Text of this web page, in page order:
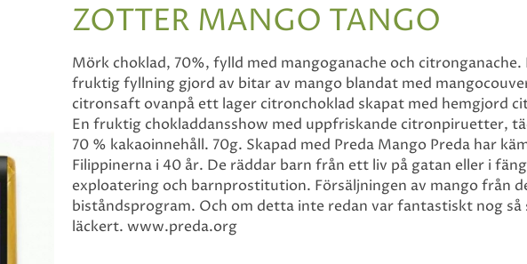
ZOTTER MANGO TANGO
Mörk choklad, 70%, fylld med mangoganache och
fruktig fyllning gjord av bitar av mango blandat med
citronsaft ovanpå ett lager citronchoklad skapat med hemgjord
En fruktig chokladdansshow med uppfriskande citronpiruetter,
70 % kakaoinnehåll. 70g. Skapad med Preda Mango Preda har
Filippinerna i 40 år. De räddar barn från ett liv på gatan eller i
exploatering och barnprostitution. Försäljningen av mango från
biståndsprogram. Och om detta inte redan var fantastiskt nog så
läckert. www.preda.org